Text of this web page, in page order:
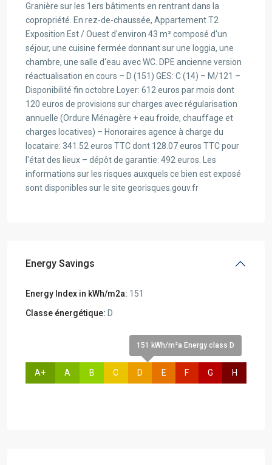
Granière sur les 1ers bâtiments en rentrant dans la
copropriété. En rez-de-chaussée, Appartement T2
Exposition Est / Ouest d'environ 43 m² composé d'un
séjour, une cuisine fermée donnant sur une loggia, une
chambre, une salle d'eau avec WC. DPE ancienne version
réactualisation en cours – D (151) GES: C (14) – M/121 –
Disponibilité fin octobre Loyer: 612 euros par mois dont
120 euros de provisions sur charges avec régularisation
annuelle (Ordure Ménagère + eau froide, chauffage et
charges locatives) – Honoraires agence à charge du
locataire: 341.52 euros TTC dont 128.07 euros TTC pour
l'état des lieux – dépôt de garantie: 492 euros. Les
informations sur les risques auxquels ce bien est exposé
sont disponibles sur le site georisques.gouv.fr
Energy Savings
Energy Index in kWh/m2a: 151
Classe énergétique: D
A+ A B C
151 kWh/m²a Energy class D
D E F G H